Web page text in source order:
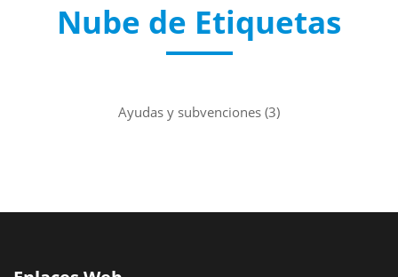
Nube de Etiquetas
Ayudas y subvenciones (3)